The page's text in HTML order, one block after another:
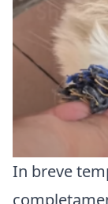
In breve